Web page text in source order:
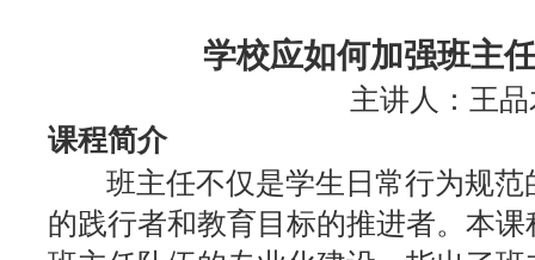
学校应如何加强班主
主讲人：王
课程简介
班主任不仅是学生日常行为规范
的践行者和教育目标的推进者。本